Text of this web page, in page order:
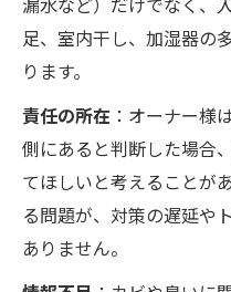
足、室内干し、加湿器の
ります。
責任の所在 ：オーナー様
側にあると判断した場合
てほしいと考えることが
る問題が、対策の遅延や
ありません。